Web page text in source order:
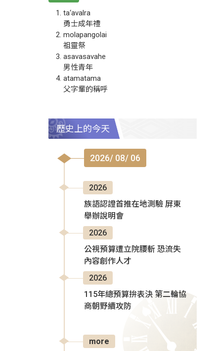
ta‘avalra
勇士成年禮
molapangolai
祖靈祭
asavasavahe
男性青年
atamatama
父字輩的稱呼
歷史上的今天
2026/ 08/ 06
2026
族語認證首推在地測驗 屏東
舉辦說明會
2026
公視預算遭立院腰斬 恐流失
內容創作人才
2026
115年總預算拚表決 第二輪協
商朝野續攻防
more